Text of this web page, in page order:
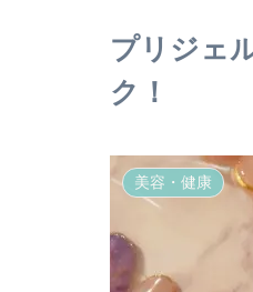
プリジェ
ク！
美容・健康